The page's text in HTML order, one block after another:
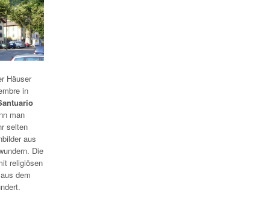
Häuser
in
man
selten
aus
Die
religiösen
dem